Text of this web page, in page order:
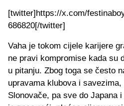
[twitter]https://x.com/
686820[/twitter]
Vaha je tokom cijele karijere
ne pravi kompromise kada su
u pitanju. Zbog toga se često
upravama klubova i
Slonovače, pa sve do Japana